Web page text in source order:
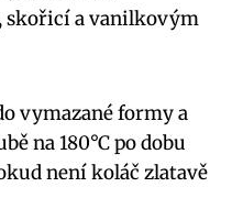
skořicí a vanilkovým
vymazané formy a
na 180°C po dobu
není koláč zlatavě